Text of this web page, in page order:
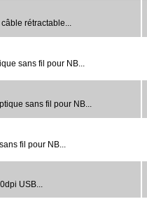
rétractable...
sans fil pour NB...
sans fil pour NB...
fil pour NB...
USB...